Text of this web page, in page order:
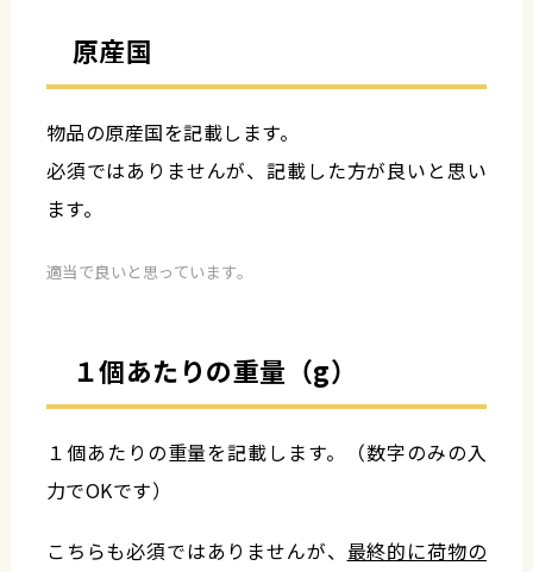
原産国
物品の原産国を記載します。
必須ではありませんが、記載した方が良いと思い
ます。
適当で良いと思っています。
１個あたりの重量（g）
１個あたりの重量を記載します。（数字のみの入
力でOKです）
こちらも必須ではありませんが、 最終的に荷物の